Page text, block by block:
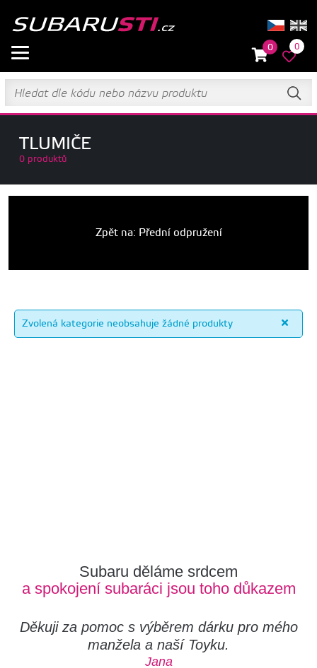
0 0
TLUMIČE
0 produktů
Zpět na: Přední odpružení
Zvolená kategorie neobsahuje žádné produkty
Subaru děláme srdcem
a spokojení subaráci jsou toho důkazem
Děkuji za pomoc s výběrem dárku pro mého
manžela a naší Toyku.
Jana